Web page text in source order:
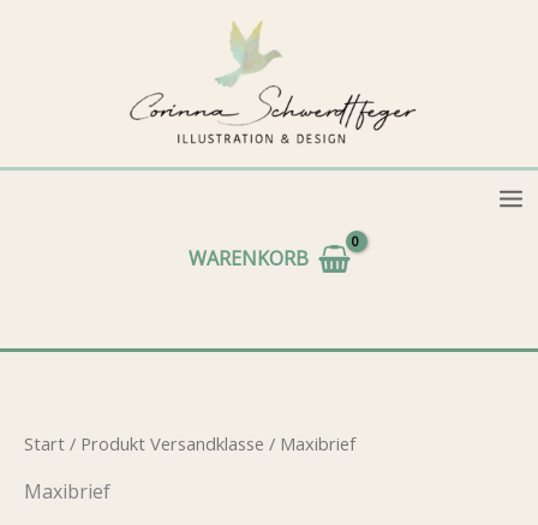
WARENKORB
Start / Produkt Versandklasse / Maxibrief
Maxibrief